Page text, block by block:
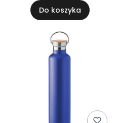
Do koszyka